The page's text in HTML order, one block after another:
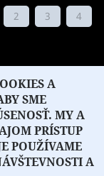
2 3
4
KONTAKT
A
SME
MY A
PRÍSTUP
POUŽÍVAME
A